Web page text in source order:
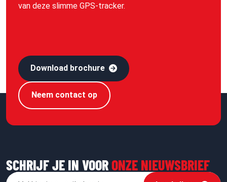
van deze slimme GPS-tracker.
Download brochure
Neem contact op
SCHRIJF JE IN VOORONZE NIEUWSBRIEF